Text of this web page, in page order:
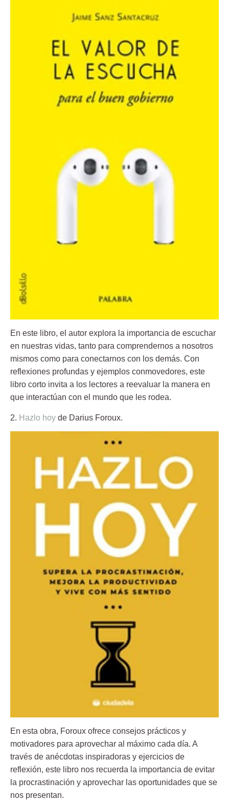
En este libro, el autor explora la importancia de escuchar
en nuestras vidas, tanto para comprendernos a nosotros
mismos como para conectarnos con los demás. Con
reflexiones profundas y ejemplos conmovedores, este
libro corto invita a los lectores a reevaluar la manera en
que interactúan con el mundo que les rodea.
2. Hazlo hoy de Darius Foroux.
En esta obra, Foroux ofrece consejos prácticos y
motivadores para aprovechar al máximo cada día. A
través de anécdotas inspiradoras y ejercicios de
reflexión, este libro nos recuerda la importancia de evitar
la procrastinación y aprovechar las oportunidades que se
nos presentan.